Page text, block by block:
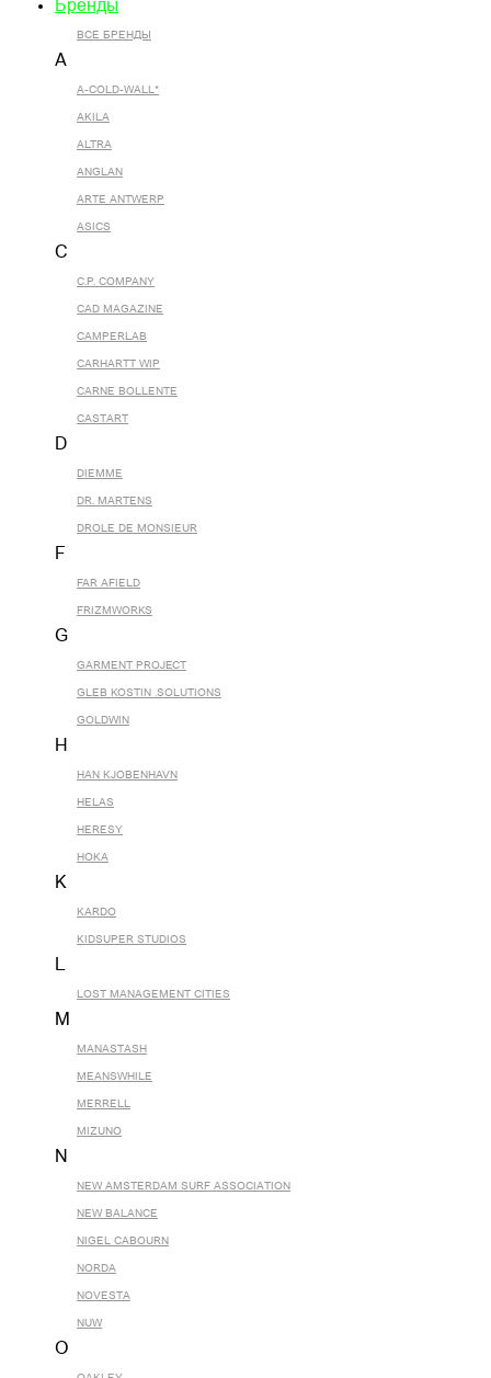
Бренды
ВСЕ БРЕНДЫ
A
A-COLD-WALL*
AKILA
ALTRA
ANGLAN
ARTE ANTWERP
ASICS
C
C.P. COMPANY
CAD MAGAZINE
CAMPERLAB
CARHARTT WIP
CARNE BOLLENTE
CASTART
D
DIEMME
DR. MARTENS
DROLE DE MONSIEUR
F
FAR AFIELD
FRIZMWORKS
G
GARMENT PROJECT
GLEB KOSTIN .SOLUTIONS
GOLDWIN
H
HAN KJOBENHAVN
HELAS
HERESY
HOKA
K
KARDO
KIDSUPER STUDIOS
L
LOST MANAGEMENT CITIES
M
MANASTASH
MEANSWHILE
MERRELL
MIZUNO
N
NEW AMSTERDAM SURF ASSOCIATION
NEW BALANCE
NIGEL CABOURN
NORDA
NOVESTA
NUW
O